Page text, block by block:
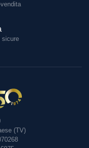
sicure
(TV)